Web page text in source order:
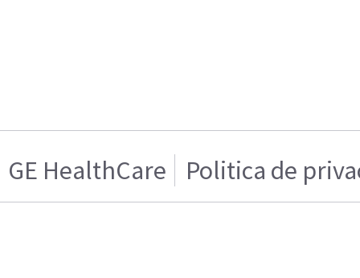
GE HealthCare Politica de